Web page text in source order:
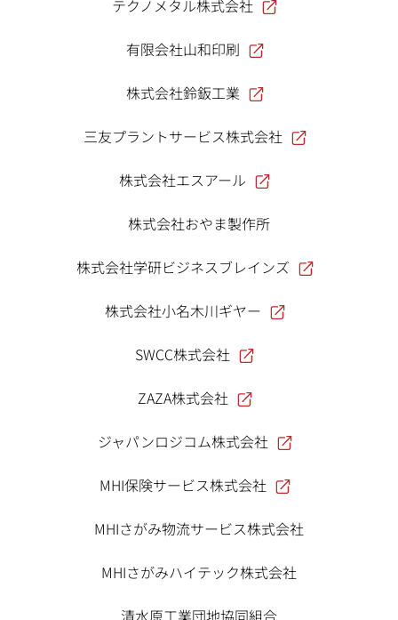
テクノメタル株式会社
有限会社山和印刷
株式会社鈴鈑工業
三友プラントサービス株式会社
株式会社エスアール
株式会社おやま製作所
株式会社学研ビジネスブレインズ
株式会社小名木川ギヤー
SWCC株式会社
ZAZA株式会社
ジャパンロジコム株式会社
MHI保険サービス株式会社
MHIさがみ物流サービス株式会社
MHIさがみハイテック株式会社
清水原工業団地協同組合